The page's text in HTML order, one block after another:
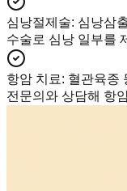
심낭절제술: 심낭삼
수술로 심낭 일부를
항암 치료: 혈관육종
전문의와 상담해 항